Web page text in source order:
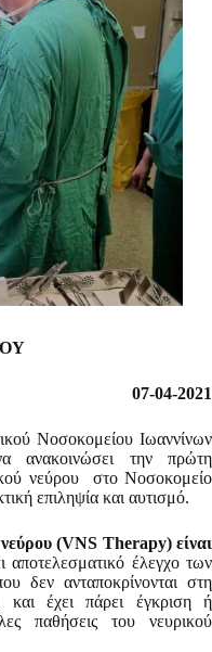
07-04-2021
Νοσοκομείου Ιωαννίνων
ανακοινώσει την πρώτη
νεύρου στο Νοσοκομείο
επιληψία και αυτισμό.
(VNS Therapy) είναι
αποτελεσματικό έλεγχο των
δεν ανταποκρίνονται στη
και έχει πάρει έγκριση ή
παθήσεις του νευρικού